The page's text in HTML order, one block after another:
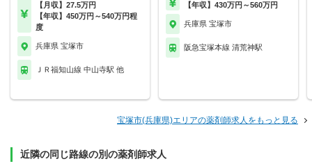
【月収】27.5万円
【年収】450万円～540万円程
度
兵庫県 宝塚市
ＪＲ福知山線 中山寺駅 他
【年収】430万円～560万円
兵庫県 宝塚市
阪急宝塚本線 清荒神駅
宝塚市(兵庫県)エリアの薬剤師求人をもっと見る
近隣の同じ路線の別の薬剤師求人